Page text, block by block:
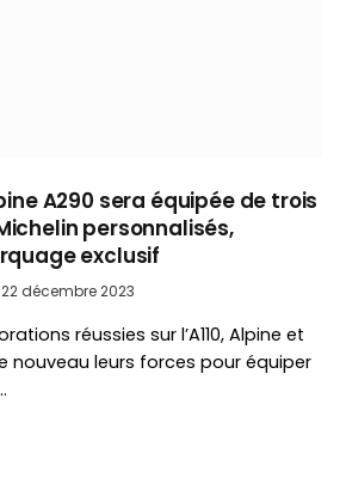
A290 sera équipée de trois
personnalisés,
exclusif
22 décembre 2023
réussies sur l’A110, Alpine et
nouveau leurs forces pour équiper